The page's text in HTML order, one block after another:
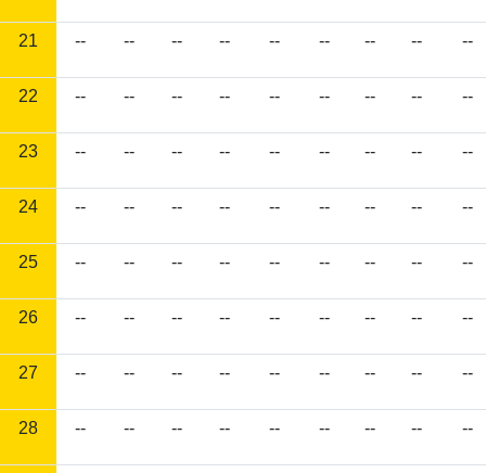
21 -- -- -- -- -- -- -- -- --
22 -- -- -- -- -- -- -- -- --
23 -- -- -- -- -- -- -- -- --
24 -- -- -- -- -- -- -- -- --
25 -- -- -- -- -- -- -- -- --
26 -- -- -- -- -- -- -- -- --
27 -- -- -- -- -- -- -- -- --
28 -- -- -- -- -- -- -- -- --